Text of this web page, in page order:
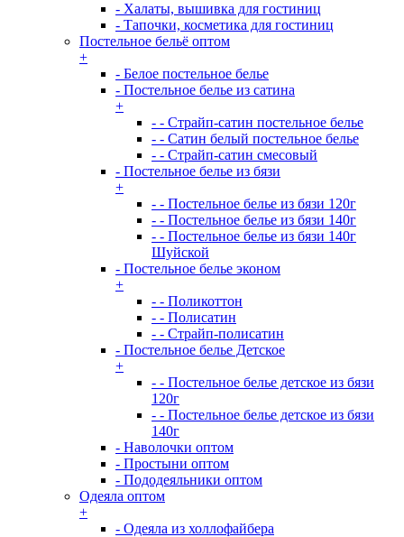
- Халаты, вышивка для гостиниц
- Тапочки, косметика для гостиниц
Постельное бельё оптом
+
- Белое постельное белье
- Постельное белье из сатина
+
- - Страйп-сатин постельное белье
- - Сатин белый постельное белье
- - Страйп-сатин смесовый
- Постельное белье из бязи
+
- - Постельное белье из бязи 120г
- - Постельное белье из бязи 140г
- - Постельное белье из бязи 140г
Шуйской
- Постельное белье эконом
+
- - Поликоттон
- - Полисатин
- - Страйп-полисатин
- Постельное белье Детское
+
- - Постельное белье детское из бязи
120г
- - Постельное белье детское из бязи
140г
- Наволочки оптом
- Простыни оптом
- Пододеяльники оптом
Одеяла оптом
+
- Одеяла из холлофайбера